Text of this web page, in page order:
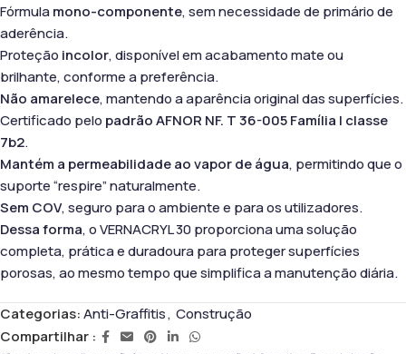
Fórmulamono-componente, sem necessidade de primário de
aderência.
Proteção incolor, disponível em acabamento mate ou
brilhante, conforme a preferência.
Não amarelece, mantendo a aparência original das superfícies.
Certificado pelo padrão AFNOR NF. T 36-005 Família I classe
7b2.
Mantém a permeabilidade ao vapor de água, permitindo que o
suporte “respire” naturalmente.
Sem COV, seguro para o ambiente e para os utilizadores.
Dessa forma, o VERNACRYL 30 proporciona uma solução
completa, prática e duradoura para proteger superfícies
porosas, ao mesmo tempo que simplifica a manutenção diária.
Categorias:Anti-Graffitis, Construção
Compartilhar :